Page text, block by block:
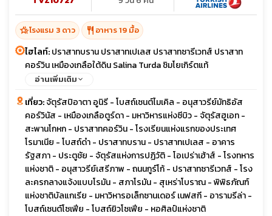
hotel_classโรงแรม 3 ดาว restaurant อาหาร 19 มื้อ
ไฮไลท์:ปราสาทบราน ปราสาทเปเลส ปราสาทซารีเวทส์ ปราสาท
คอร์วิน เหมืองเกลือใต้ดิน Salina Turda ชิมโยเกิร์ตแท้
อ่านเพิ่มเติม
เที่ยว:จัตุรัสปิอาตา อูนิรี - โบสถ์เซนต์ไมเคิล - อนุสาวรีย์มัทธิอัส
คอร์วินัส - เหมืองเกลือตูร์ดา - มหาวิหารแห่งซีบิว - จัตุรัสฮูเอท -
สะพานโกหก - ปราสาทคอร์วิน - โรงเรียนแห่งแรกของประเทศ
โรมาเนีย - โบสถ์ดำ - ปราสาทบราน - ปราสาทเปเลส - อาคาร
รัฐสภา - ประตูชัย - จัตุรัสแห่งการปฏิวัติ - โอเปร่าเฮ้าส์ - โรงทหาร
แห่งชาติ - อนุสาวรีย์เสรีภาพ - ถนนกูร์โก้ - ปราสาทซารีเวทส์ - โรง
ละครกลางแจ้งแบบโรมัน - สภาโรมัน - สุเหร่าโบราณ - พิพิธภัณฑ์
แห่งชาติบัลแกเรีย - มหาวิหารอเล็กซานเดอร์ เนฟสกี - อารามรีล่า -
โบสถ์เซนต์โซเฟีย - โบสถ์ยิวโซเฟีย - หอศิลป์แห่งชาติ